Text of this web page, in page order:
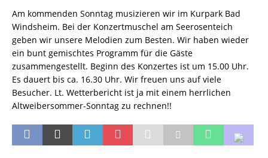
Am kommenden Sonntag musizieren wir im Kurpark Bad
Windsheim. Bei der Konzertmuschel am Seerosenteich
geben wir unsere Melodien zum Besten. Wir haben wieder
ein bunt gemischtes Programm für die Gäste
zusammengestellt. Beginn des Konzertes ist um 15.00 Uhr.
Es dauert bis ca. 16.30 Uhr. Wir freuen uns auf viele
Besucher. Lt. Wetterbericht ist ja mit einem herrlichen
Altweibersommer-Sonntag zu rechnen!!